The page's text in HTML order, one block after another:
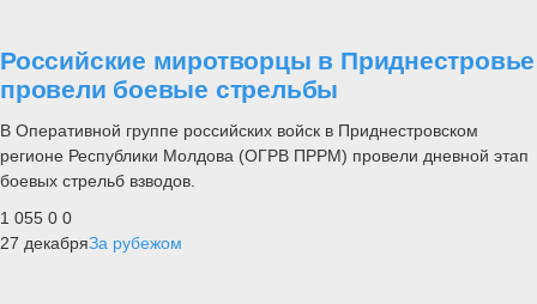
Российские миротворцы в Приднестровье
провели боевые стрельбы
В Оперативной группе российских войск в Приднестровском
регионе Республики Молдова (ОГРВ ПРРМ) провели дневной этап
боевых стрельб взводов.
1 055 0 0
27 декабряЗа рубежом